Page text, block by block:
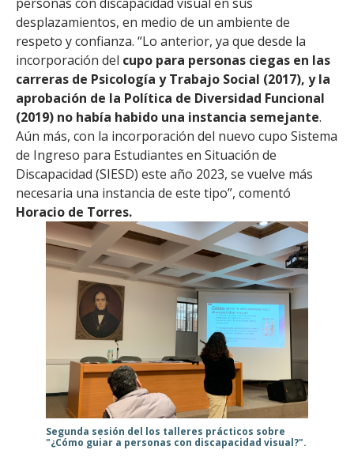
desplazamientos, en medio de un ambiente de
respeto y confianza. “Lo anterior, ya que desde la
incorporación del cupo para personas ciegas en las
carreras de Psicología y Trabajo Social (2017), y la
aprobación de la Política de Diversidad Funcional
(2019) no había habido una instancia semejante.
Aún más, con la incorporación del nuevo cupo Sistema
de Ingreso para Estudiantes en Situación de
Discapacidad (SIESD) este año 2023, se vuelve más
necesaria una instancia de este tipo”, comentó
Horacio de Torres.
Segunda sesión del los talleres prácticos sobre
"¿Cómo guiar a personas con discapacidad visual?".